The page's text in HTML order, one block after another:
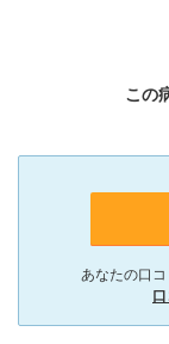
この
あなたの口コ